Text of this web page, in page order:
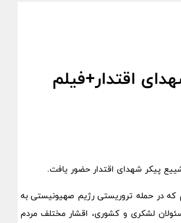
اقتدار+فیلم
پیکر شهدای اقتدار حضور یافت.
که در حمله تروریستی رژیم صهیونیستی به
ماه محرم با حضور مسئولان لشکری و کشوری، اقشار مختلف مردم